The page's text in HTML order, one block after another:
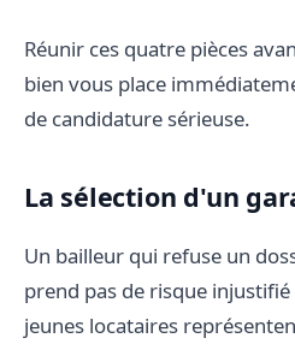
Réunir ces quatre pièces
bien vous place
de candidature sérieuse.
La sélection d'un
Un bailleur qui refuse un
prend pas de risque
jeunes locataires